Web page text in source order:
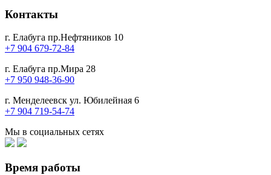
Контакты
г. Елабуга пр.Нефтяников 10
+7 904 679-72-84
г. Елабуга пр.Мира 28
+7 950 948-36-90
г. Менделеевск ул. Юбилейная 6
+7 904 719-54-74
Мы в социальных сетях
Время работы